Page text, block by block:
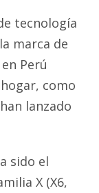
tecnología
marca de
Perú
como
lanzado
sido el
X (X6,